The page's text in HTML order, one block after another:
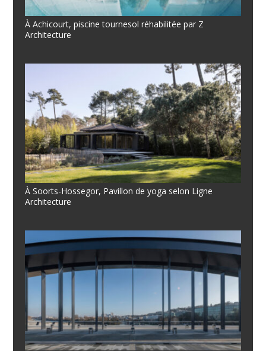
À Achicourt, piscine tournesol réhabilitée par Z
Architecture
À Soorts-Hossegor, Pavillon de yoga selon Ligne
Architecture